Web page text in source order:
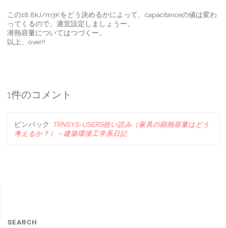
この18.8kJ/m3Kをどう決めるかによって、capacitanceの値は変わ
ってくるので、適宜設定しましょうー。
潜熱容量についてはつづくー。
以上、over!!
1件のコメント
ピンバック: TRNSYS-USERS拾い読み（家具の顕熱容量はどう
考えるか？） – 建築環境工学系日記
SEARCH